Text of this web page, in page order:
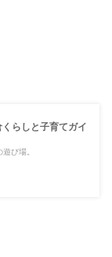
らしと子育てガイ
び場。